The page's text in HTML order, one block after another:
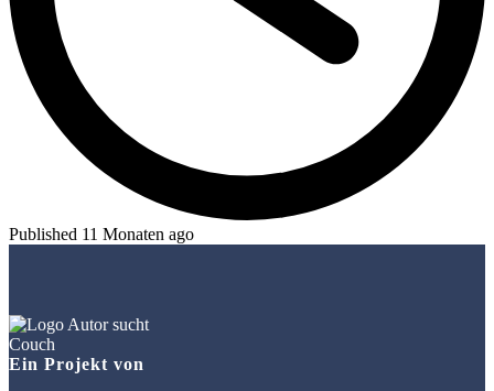
Published 11 Monaten ago
Ein Projekt von